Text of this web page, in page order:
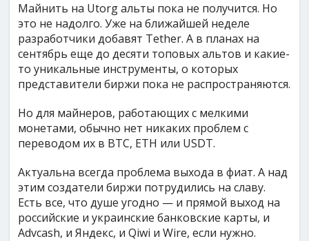
Майнить на Utorg альты пока не получится. Но
это не надолго. Уже на ближайшей неделе
разработчики добавят Tether. А в планах на
сентябрь еще до десяти топовых альтов и какие-
то уникальные инструменты, о которых
представители биржи пока не распространяются.
Но для майнеров, работающих с мелкими
монетами, обычно нет никаких проблем с
переводом их в BTC, ETH или USDT.
Актуальна всегда проблема выхода в фиат. А над
этим создатели биржи потрудились на славу.
Есть все, что душе угодно — и прямой выход на
российские и украинские банковские карты, и
Advcash, и Яндекс, и Qiwi и Wire, если нужно.